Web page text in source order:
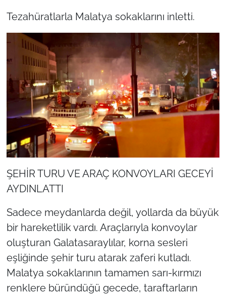
Tezahüratlarla Malatya sokaklarını inletti.
ŞEHİR TURU VE ARAÇ KONVOYLARI GECEYİ
AYDINLATTI
Sadece meydanlarda değil, yollarda da büyük
bir hareketlilik vardı. Araçlarıyla konvoylar
oluşturan Galatasaraylılar, korna sesleri
eşliğinde şehir turu atarak zaferi kutladı.
Malatya sokaklarının tamamen sarı-kırmızı
renklere büründüğü gecede, taraftarların